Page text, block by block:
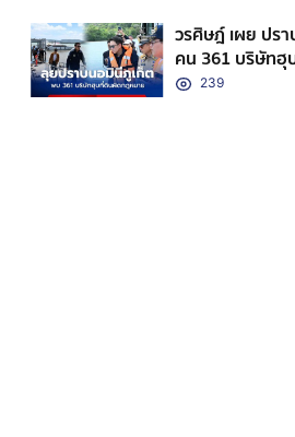
วรศิษฎ์ เผย ปร
คน 361 บริษัท
239